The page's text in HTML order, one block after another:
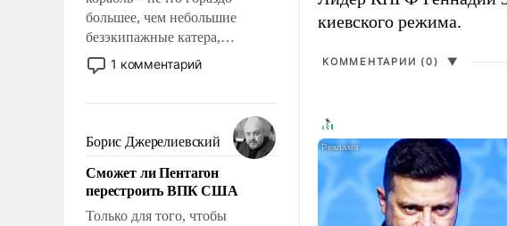
большее, чем небольшие
безэкипажные катера,
применение которых уже
стало обыденностью. Задача по
сложна и амбициозна. Однако
и ее реализация радикально
поднимет наши боевые
возможности.
1 комментарий
Борис Джерелиевский
Сможет ли Пентагон
перестроить ВПК США
Только для того, чтобы
киевского режима.
КОММЕНТАРИИ (0) ▼